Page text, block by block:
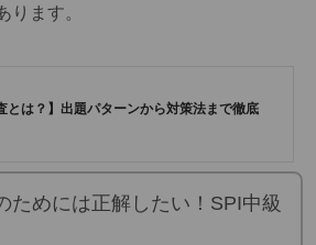
ります。
とは？】出題パターンから対策法まで徹底
ためには正解したい！SPI中級